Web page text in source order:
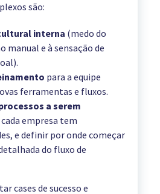
são:
interna (medo do
manual e à sensação de
para a equipe
ferramentas e fluxos.
a serem
cada empresa tem
e definir por onde começar
do fluxo de
cases de sucesso e